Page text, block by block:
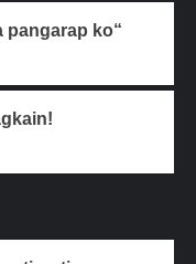
pangarap ko“